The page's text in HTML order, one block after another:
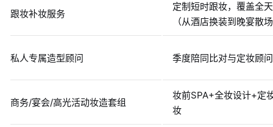
跟妆补妆服务
定制短时跟妆，覆盖全
（从酒店换装到晚宴散
私人专属造型顾问 季度陪同比对与定妆顾
商务/宴会/高光活动妆造套组
妆前SPA+全妆设计+定
妆